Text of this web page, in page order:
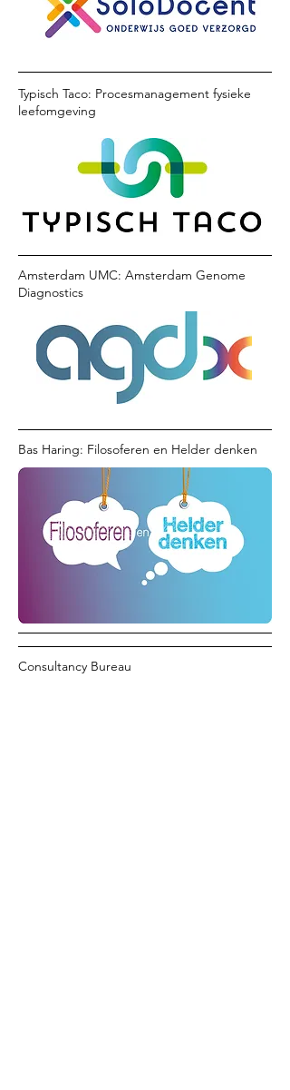
Typisch Taco: Procesmanagement fysieke
leefomgeving
Amsterdam UMC: Amsterdam Genome
Diagnostics
Bas Haring: Filosoferen en Helder denken
Consultancy Bureau